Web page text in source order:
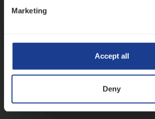
Marketing
Accept all
Deny